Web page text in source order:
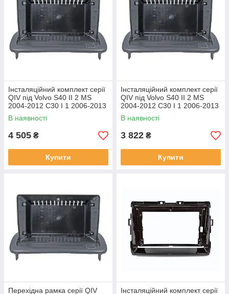
Інсталяційний комплект серії
QIV під Volvo S40 II 2 MS
2004-2012 C30 I 1 2006-2013
C70 II 2 2005-2013 (W1) 9
В наявності
4 505 ₴
Купити
Інсталяційний комплект серії
QIV під Volvo S40 II 2 MS
2004-2012 C30 I 1 2006-2013
C70 II 2 2005-2013 (W2) 9
В наявності
3 822 ₴
Купити
Перехідна рамка серії QIV
Інсталяційний комплект серії